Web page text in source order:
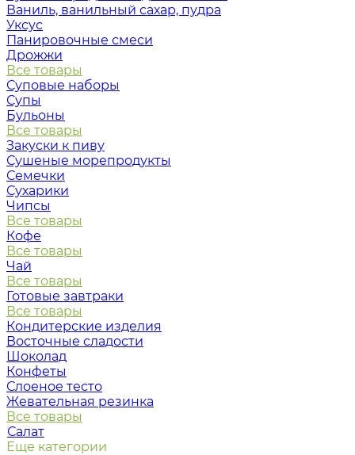
Ваниль, ванильный сахар, пудра
Уксус
Панировочные смеси
Дрожжи
Все товары
Суповые наборы
Супы
Бульоны
Все товары
Закуски к пиву
Сушеные морепродукты
Семечки
Сухарики
Чипсы
Все товары
Кофе
Все товары
Чай
Все товары
Готовые завтраки
Все товары
Кондитерские изделия
Восточные сладости
Шоколад
Конфеты
Слоеное тесто
Жевательная резинка
Все товары
Салат
Еще категории